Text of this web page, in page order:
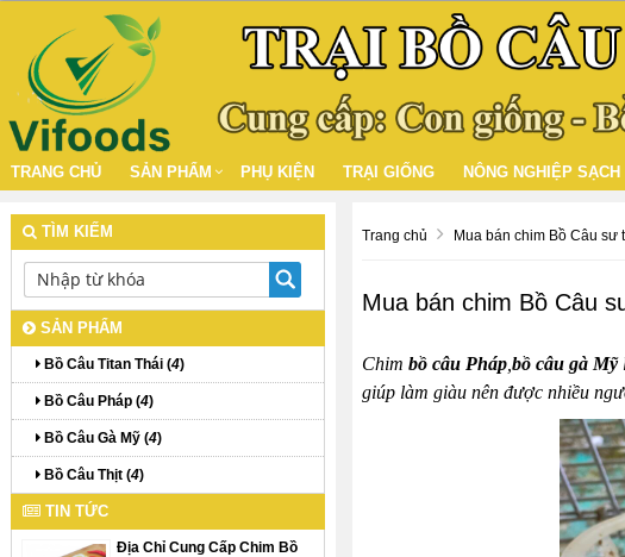
TRANG CHỦ SẢN PHẨM PHỤ KIỆN TRẠI GIỐNG NÔNG NGHIỆP SẠCH
Trang chủ Mua bán chim Bồ Câu sư
Mua bán chim Bồ Câu
Chim bồ câu Pháp, bồ câu gà Mỹ
giúp làm giàu nên được nhiều
TÌM KIẾM
SẢN PHẨM
Bồ Câu Titan Thái (4)
Bồ Câu Pháp (4)
Bồ Câu Gà Mỹ (4)
Bồ Câu Thịt (4)
TIN TỨC
Địa Chỉ Cung Cấp Chim Bồ